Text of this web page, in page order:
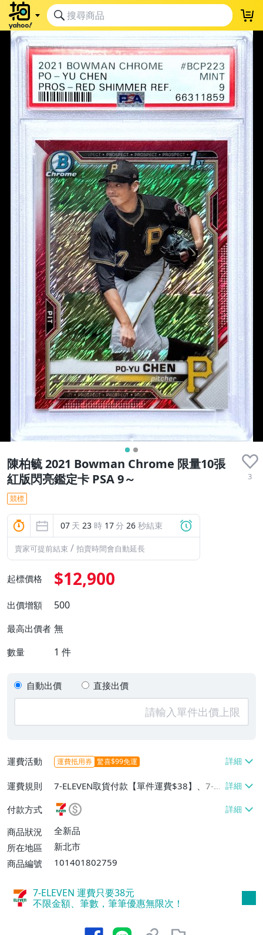
陳柏毓 2021 Bowman Chrome 限量10張
紅版閃亮鑑定卡 PSA 9～
3
競標
07 天 23 時 17分 25 秒結束
賣家可提前結束 / 拍賣時間會自動延長
起標價格 $12,900
出價增額 500
最高出價者 無
數量 1 件
自動出價 直接出價
運費活動 運費抵用券 驚喜$99免運
運費規則
7-ELEVEN取貨付款【單件運費$38】、7-EL
EVEN取貨不付款【單件運費$38】、郵局掛
號【單件運費$60、滿20件或消費滿$5000
0免運費】
付款方式
商品狀況
全新品
所在地區
新北市
商品編號
101401802759
7-ELEVEN 運費只要38元
不限金額、筆數，筆筆優惠無限次！